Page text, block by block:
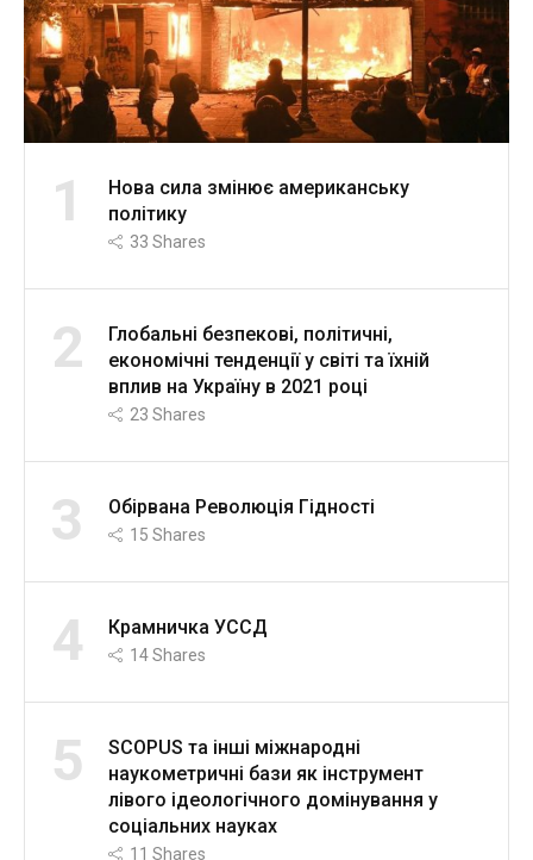
1
Нова сила змінює американську
політику
33 Shares
2
Глобальні безпекові, політичні,
економічні тенденції у світі та їхній
вплив на Україну в 2021 році
23 Shares
3 Обірвана Революція Гідності
15 Shares
4 Крамничка УССД
14Shares
5
SCOPUS та інші міжнародні
наукометричні бази як інструмент
лівого ідеологічного домінування у
соціальних науках
11 Shares